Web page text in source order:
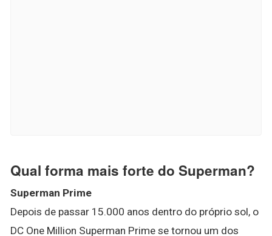
Qual forma mais forte do Superman?
Superman Prime
Depois de passar 15.000 anos dentro do próprio sol, o
DC One Million Superman Prime se tornou um dos